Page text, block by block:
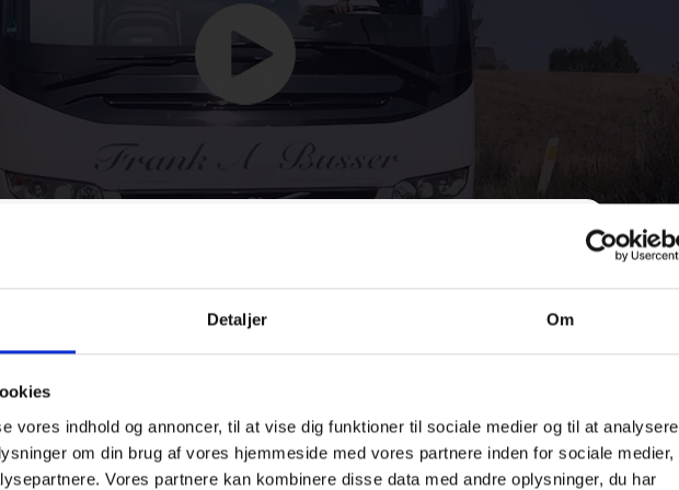
Detaljer Om
vores indhold og annoncer, til at vise dig funktioner til sociale medier og til at analysere
om din brug af vores hjemmeside med vores partnere inden for sociale medier,
Vores partnere kan kombinere disse data med andre oplysninger, du har
dig vores nyhedsbrev
vores nyhedsbrev i dag